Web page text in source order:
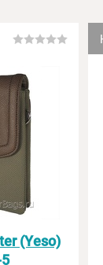
(Yeso)